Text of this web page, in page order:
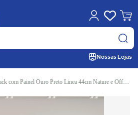
Nossas Lojas
Módulo Lateral para Rack com Painel Ouro Preto Linea 44cm Nature e Off White